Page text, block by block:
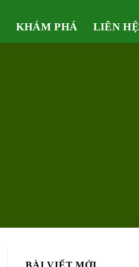
KHÁM PHÁ LIÊN HỆ
BÀI VIẾT MỚI